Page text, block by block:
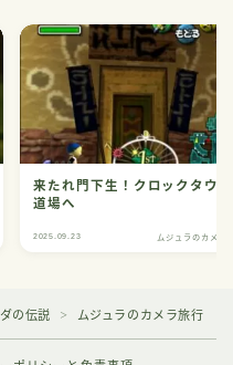
来たれ門下生！クロックタウ
道場へ
2025.09.23 ムジュラのカメラ
の伝説 ＞ ムジュラのカメラ旅行